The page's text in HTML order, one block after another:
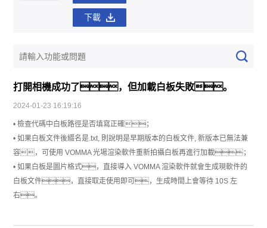
下載
打開相機成功了，但加載白板失敗。
2024-01-23 16:19:16
• 檢查代碼中白板路徑是否填寫正確；
• 如果白板文件後綴名是.txt, 則說明是早期版本的白板文件, 新版本已無法兼
容，可使用 VOMMA 光場渲染軟件重新拍攝白板再進行加載；
• 如果白板是圖片格式，直接導入 VOMMA 渲染軟件就會生成現軟件的
白板文件，直接取走使用即可，生成時間上會等待 10S 左
右。